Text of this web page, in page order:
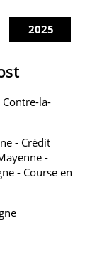
2025
la-
- Crédit
-
- Course en